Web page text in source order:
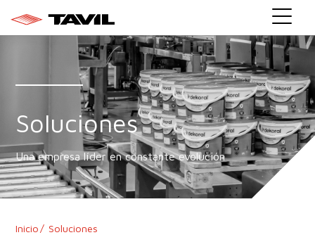
Soluciones
Una empresa líder en constante evolución
Inicio
Soluciones